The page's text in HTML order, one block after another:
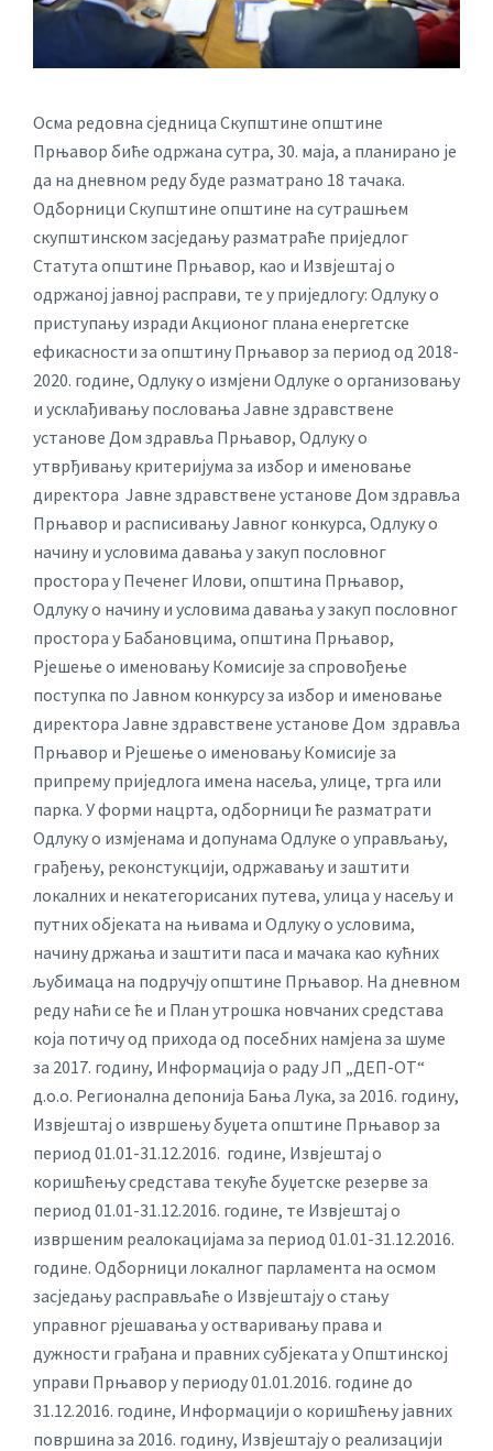
Осма редовна сједница Скупштине општине
Прњавор биће одржана сутра, 30. маја, а планирано је
да на дневном реду будe разматрано 18 тачака.
Одборници Скупштине општине на сутрашњем
скупштинском засједању разматраће приједлог
Статута општине Прњавор, као и Извјештај о
одржаној јавној расправи, те у приједлогу: Одлуку о
приступању изради Акционог плана енергетске
ефикасности за општину Прњавор за период од 2018-
2020. године, Одлуку о измјени Одлуке о организовању
и усклађивању пословања Јавне здравствене
установе Дом здравља Прњавор, Одлуку о
утврђивању критеријума за избор и именовање
директора Јавне здравствене установе Дом здравља
Прњавор и расписивању Јавног конкурса, Одлуку о
начину и условима давања у закуп пословног
простора у Печенег Илови, општина Прњавор,
Одлуку о начину и условима давања у закуп пословног
простора у Бабановцима, општина Прњавор,
Рјешење о именовању Комисије за спровођење
поступка по Јавном конкурсу за избор и именовање
директора Јавне здравствене установе Дом здравља
Прњавор и Рјешење о именовању Комисије за
припрему приједлога имена насеља, улице, трга или
парка. У форми нацрта, одборници ће разматрати
Одлуку о измјенама и допунама Одлуке о управљању,
грађењу, реконстукцији, одржавању и заштити
локалних и некатегорисаних путева, улица у насељу и
путних објеката на њивама и Одлуку о условима,
начину држања и заштити паса и мачака као кућних
љубимаца на подручју општине Прњавор. На дневном
реду наћи се ће и План утрошка новчаних средстава
која потичу од прихода од посебних намјена за шуме
за 2017. годину, Информација о раду ЈП „ДЕП-ОТ“
д.о.о. Регионална депонија Бања Лука, за 2016. годину,
Извјештај о извршењу буџета општине Прњавор за
период 01.01-31.12.2016. године, Извјештај о
коришћењу средстава текуће буџетске резерве за
период 01.01-31.12.2016. године, те Извјештај о
извршеним реалокацијама за период 01.01-31.12.2016.
године. Одборници локалног парламента на осмом
засједању расправљаће о Извјештају о стању
управног рјешавања у остваривању права и
дужности грађана и правних субјеката у Општинској
управи Прњавор у периоду 01.01.2016. године до
31.12.2016. године, Информацији о коришћењу јавних
површина за 2016. годину, Извјештају о реализацији